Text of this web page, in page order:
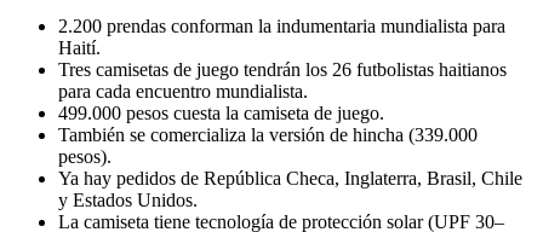
2.200 prendas conforman la indumentaria mundialista para
Haití.
Tres camisetas de juego tendrán los 26 futbolistas haitianos
para cada encuentro mundialista.
499.000 pesos cuesta la camiseta de juego.
También se comercializa la versión de hincha (339.000
pesos).
Ya hay pedidos de República Checa, Inglaterra, Brasil, Chile
y Estados Unidos.
La camiseta tiene tecnología de protección solar (UPF 30–